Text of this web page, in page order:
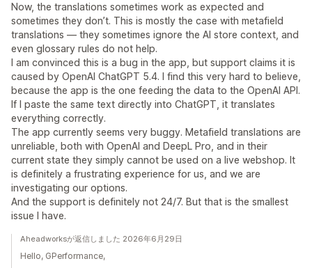
Now, the translations sometimes work as expected and
sometimes they don’t. This is mostly the case with metafield
translations — they sometimes ignore the AI store context, and
even glossary rules do not help.
I am convinced this is a bug in the app, but support claims it is
caused by OpenAI ChatGPT 5.4. I find this very hard to believe,
because the app is the one feeding the data to the OpenAI API.
If I paste the same text directly into ChatGPT, it translates
everything correctly.
The app currently seems very buggy. Metafield translations are
unreliable, both with OpenAI and DeepL Pro, and in their
current state they simply cannot be used on a live webshop. It
is definitely a frustrating experience for us, and we are
investigating our options.
And the support is definitely not 24/7. But that is the smallest
issue I have.
Aheadworksが返信しました 2026年6月29日
Hello, GPerformance,